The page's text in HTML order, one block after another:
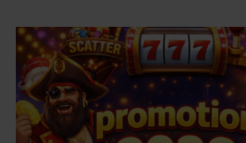
โปรโมชั่นรายเดือน: อะไรคุ้มค่าในปี 2026
© 2026RUAY|slot game